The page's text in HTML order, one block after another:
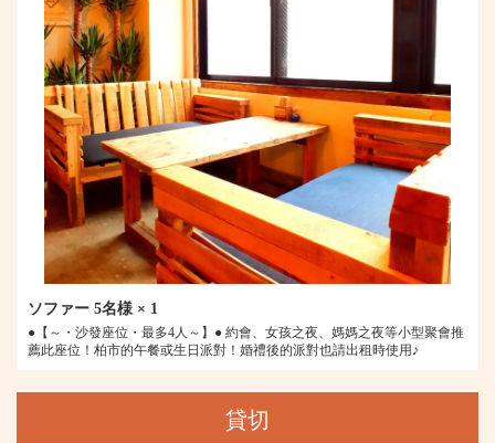
ソファー 5名様 × 1
●【～・沙發座位・最多4人～】● 約會、女孩之夜、媽媽之夜等小型聚會推
薦此座位！柏市的午餐或生日派對！婚禮後的派對也請出租時使用♪
貸切